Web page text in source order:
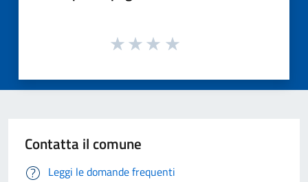
Contatta il comune
Leggi le domande frequenti